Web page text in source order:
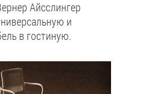
Айсслингер
и
в гостиную.